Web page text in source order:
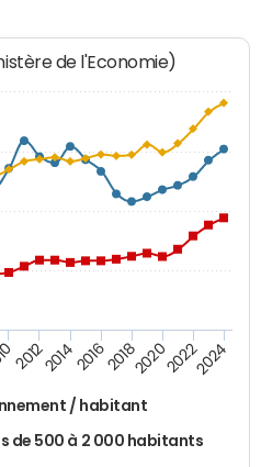
de l'Economie)
/ habitant
de 500 à 2 000 habitants
2012201420162018202020222024